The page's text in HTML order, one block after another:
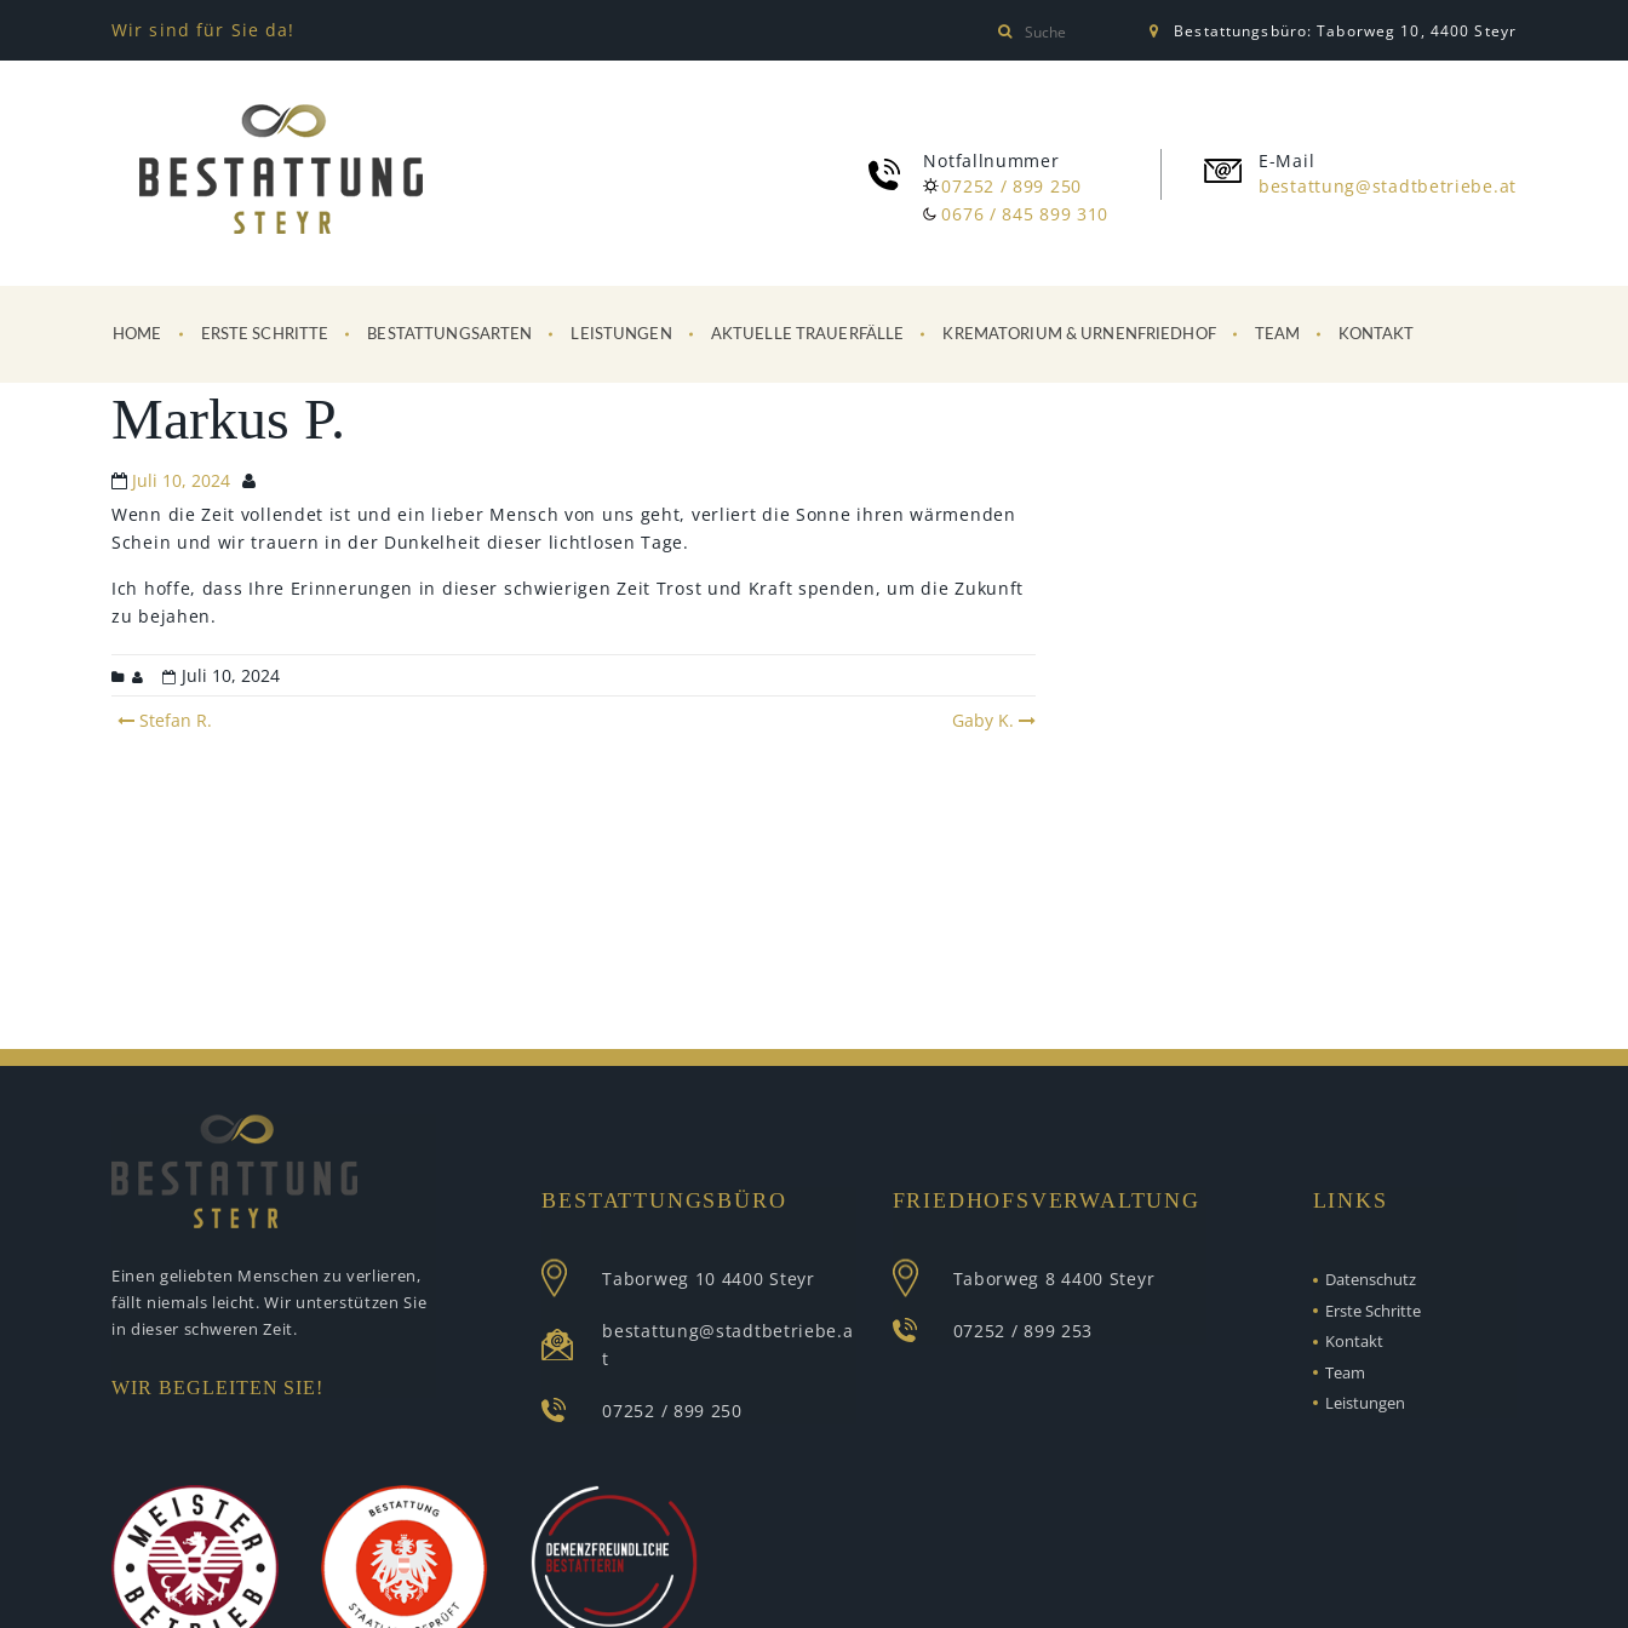
Wir sind für Sie da! Bestattungsbüro: Taborweg 10, 4400 Steyr
Notfallnummer
07252 / 899 250
0676 / 845 899 310
E-Mail
bestattung@stadtbetriebe.at
HOME ERSTE SCHRITTE BESTATTUNGSARTEN LEISTUNGEN AKTUELLE TRAUERFÄLLE KREMATORIUM & URNENFRIEDHOF TEAM KONTAKT
Markus P.
Juli 10, 2024
Wenn die Zeit vollendet ist und ein lieber Mensch von uns geht, verliert die Sonne ihren wärmenden
Schein und wir trauern in der Dunkelheit dieser lichtlosen Tage.
Ich hoffe, dass Ihre Erinnerungen in dieser schwierigen Zeit Trost und Kraft spenden, um die Zukunft
zu bejahen.
Juli 10, 2024
Post
Stefan R. Gaby K.
Einen geliebten Menschen zu verlieren,
fällt niemals leicht. Wir unterstützen Sie
in dieser schweren Zeit.
WIR BEGLEITEN SIE!
BESTATTUNGSBÜRO
Taborweg 10 4400 Steyr
bestattung@stadtbetriebe.a
t
07252 / 899 250
FRIEDHOFSVERWALTUNG
Taborweg 8 4400 Steyr
07252 / 899 253
LINKS
Datenschutz
Erste Schritte
Kontakt
Team
Leistungen